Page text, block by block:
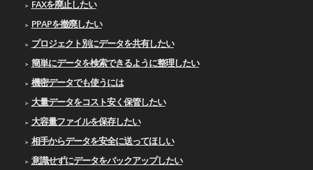
FAXを廃止したい
PPAPを撤廃したい
プロジェクト別にデータを共有したい
簡単にデータを検索できるように整理したい
機密データでも使うには
大量データをコスト安く保管したい
大容量ファイルを保存したい
相手からデータを安全に送ってほしい
意識せずにデータをバックアップしたい